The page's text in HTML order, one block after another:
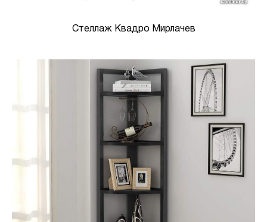
Стеллаж Квадро Мирлачев